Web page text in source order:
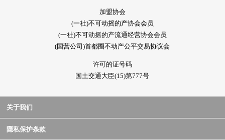
加盟协会
(一社)不可动摇的产协会会员
(一社)不可动摇的产流通经营协会会员
(国营公司)首都圈不动产公平交易协议会
许可的证号码
国土交通大臣(15)第777号
关于我们
隱私保护条款